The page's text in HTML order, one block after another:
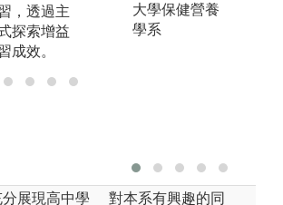
，透過主
探索增益
成效。
大學保健營養
學系
展現高中學
對本系有興趣的同